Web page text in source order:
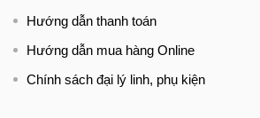
Hướng dẫn thanh toán
Hướng dẫn mua hàng Online
Chính sách đại lý linh, phụ kiện